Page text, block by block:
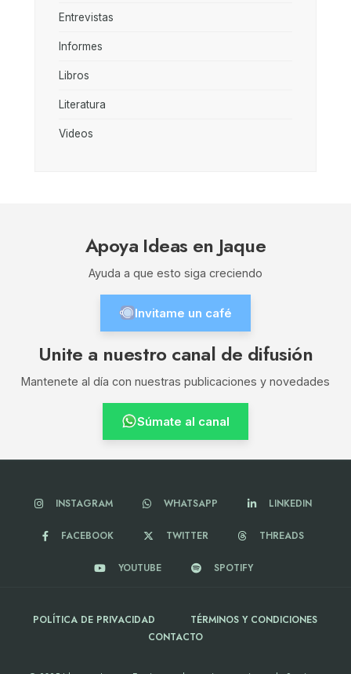
Entrevistas
Informes
Libros
Literatura
Videos
Apoya Ideas en Jaque
Ayuda a que esto siga creciendo
Invitame un café
Unite a nuestro canal de difusión
Mantenete al día con nuestras publicaciones y novedades
Súmate al canal
INSTAGRAM WHATSAPP LINKEDIN
FACEBOOK TWITTER THREADS
YOUTUBE SPOTIFY
POLÍTICA DE PRIVACIDAD
TÉRMINOS Y CONDICIONES
CONTACTO